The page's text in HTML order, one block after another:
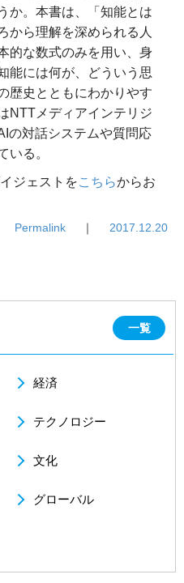
か。本書は、「知能とは
から理解を深められる人
的な数式のみを用い、身
能には何が、どういう思
歴史とともにわかりやす
NTTメディアインテリジ
の対話システムや質問応
いる。
ジェストをこちらからお
Permalink ｜ 2017.12.20
一覧
経済
テクノロジー
文化
グローバル